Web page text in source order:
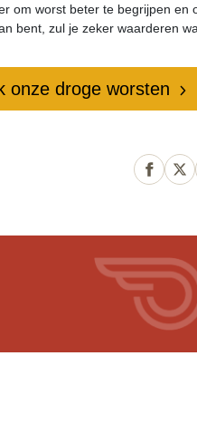
om worst beter te begrijpen en
bent, zul je zeker waarderen
onze droge worsten